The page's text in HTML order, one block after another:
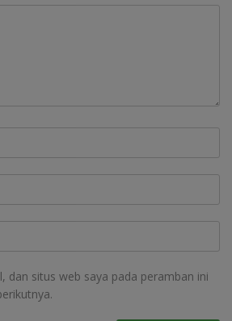
dan situs web saya pada peramban ini